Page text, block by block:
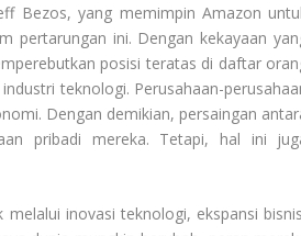
Bezos, yang memimpin Amazon
pertarungan ini. Dengan kekayaan
posisi teratas di daftar
teknologi. Perusahaan-
Dengan demikian, persaingan
pribadi mereka. Tetapi, hal ini
inovasi teknologi, ekspansi